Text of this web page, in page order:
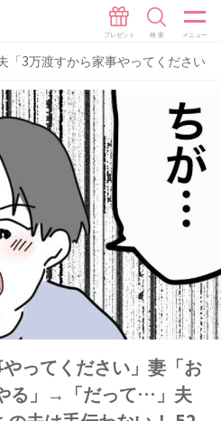
「3万渡すから家事やってください
ってください」妻「お
る」→「だって…」夫